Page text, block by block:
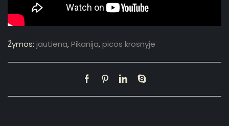
Žymos: jautiena,Pikanija,picos krosnyje